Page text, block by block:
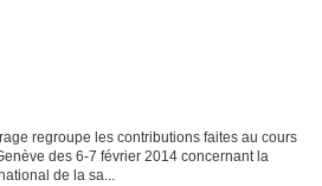
regroupe les contributions faites au cours
des 6-7 février 2014 concernant la
de la sa...